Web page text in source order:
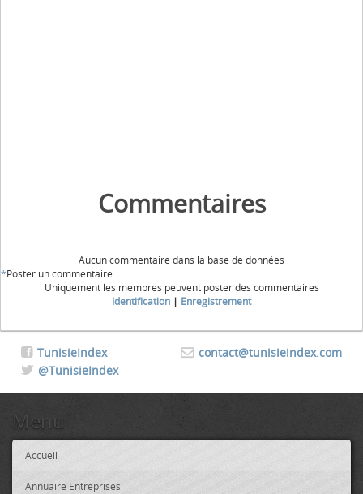
Commentaires
Aucun commentaire dans la base de données
*Poster un commentaire :
Uniquement les membres peuvent poster des commentaires
Identification | Enregistrement
contact@tunisieindex.com
TunisieIndex
@TunisieIndex
Menu
Accueil
Annuaire Entreprises